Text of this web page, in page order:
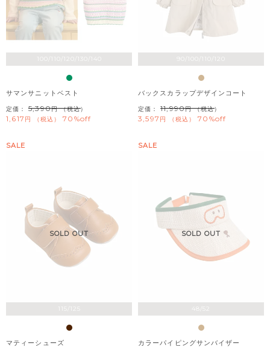
100/110/120/130/140
サマンサニットベスト
定価： 5,390 （税込）
1,617 税込 70%off
バックスカラップデザインコート
定価： 11,990 （税込）
3,597 税込 70%off
SOLD OUT
SALE
マティーシューズ
48/52
SOLD OUT
SALE
カラーパイピングサンバイザー